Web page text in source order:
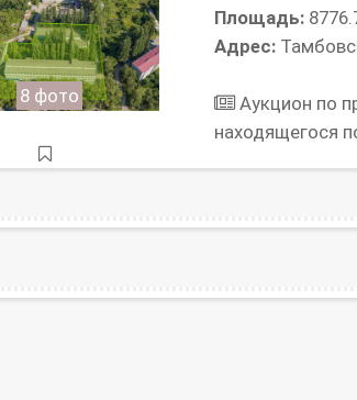
8 фото
Площадь:
Адрес:
Аукцион по
находящегося